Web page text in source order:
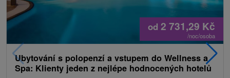
od 2 731,29 Kč
/noc/osoba
Ubytování s polopenzí a vstupem do Wellness a
Spa: Klienty jeden z nejlépe hodnocených hotelů